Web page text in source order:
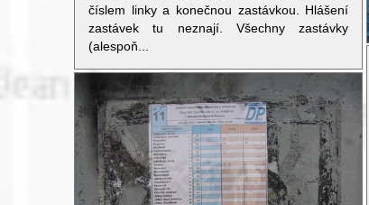
číslem linky a konečnou zastávkou. Hlášení
zastávek tu neznají. Všechny zastávky
(alespoň...